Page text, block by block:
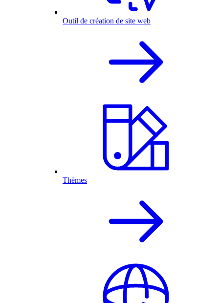
Outil de création de site web
Thèmes